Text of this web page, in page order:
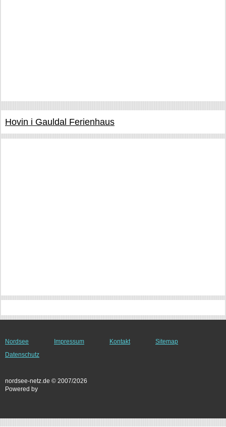
Hovin i Gauldal Ferienhaus
Nordsee Impressum Kontakt
Sitemap
Datenschutz
nordsee-netz.de © 2007/2026
Powered by